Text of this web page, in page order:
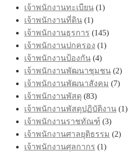
เจ้าพนักงานทะเบียน (1)
เจ้าพนักงานที่ดิน (1)
เจ้าพนักงานธุรการ (145)
เจ้าพนักงานปกครอง (1)
เจ้าพนักงานป้องกัน (4)
เจ้าพนักงานพัฒนาชุมชน (2)
เจ้าพนักงานพัฒนาสังคม (7)
เจ้าพนักงานพัสดุ (83)
เจ้าพนักงานพัสดุปฏิบัติงาน (1)
เจ้าพนักงานราชทัณฑ์ (3)
เจ้าพนักงานศาลยุติธรรม (2)
เจ้าพนักงานศุลกากร (1)